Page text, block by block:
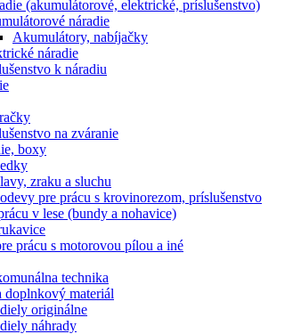
(akumulátorové, elektrické, príslušenstvo)
náradie
Akumulátory, nabíjačky
náradie
k náradiu
na zváranie
boxy
zraku a sluchu
pre prácu s krovinorezom, príslušenstvo
v lese (bundy a nohavice)
prácu s motorovou pílou a iné
technika
doplnkový materiál
originálne
náhrady